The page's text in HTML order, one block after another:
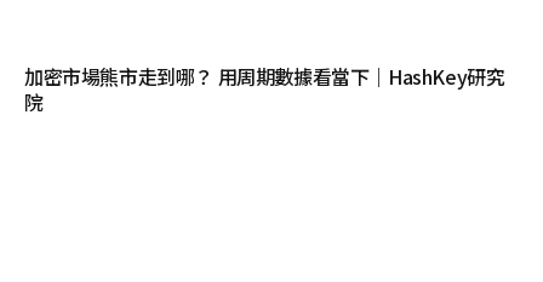
加密市場熊市走到哪？ 用周期數據看當下｜HashKey研究
院